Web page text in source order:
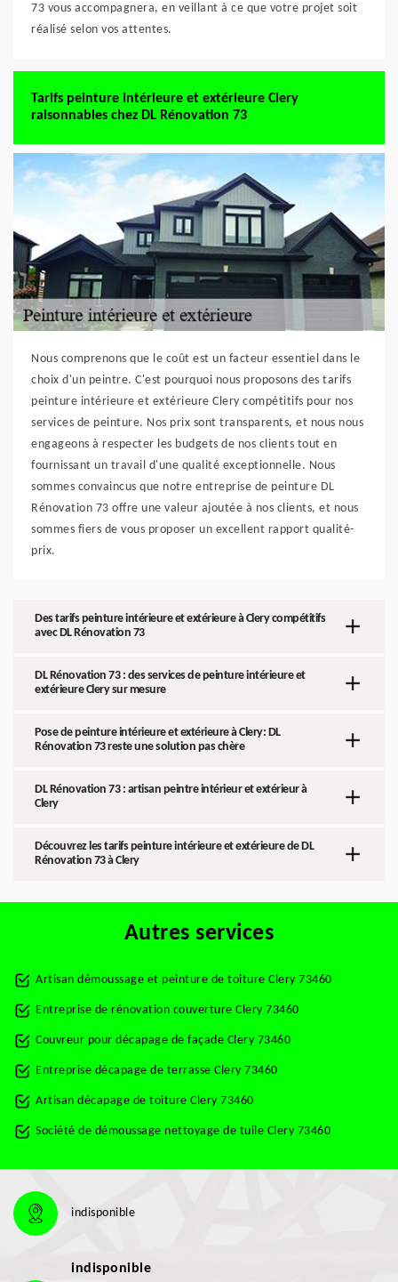
73 vous accompagnera, en veillant à ce que votre projet soit
réalisé selon vos attentes.
Tarifs peinture intérieure et extérieure Clery
raisonnables chez DL Rénovation 73
Nous comprenons que le coût est un facteur essentiel dans le
choix d'un peintre. C'est pourquoi nous proposons des tarifs
peinture intérieure et extérieure Clery compétitifs pour nos
services de peinture. Nos prix sont transparents, et nous nous
engageons à respecter les budgets de nos clients tout en
fournissant un travail d'une qualité exceptionnelle. Nous
sommes convaincus que notre entreprise de peinture DL
Rénovation 73 offre une valeur ajoutée à nos clients, et nous
sommes fiers de vous proposer un excellent rapport qualité-
prix.
Des tarifs peinture intérieure et extérieure à Clery compétitifs
avec DL Rénovation 73
DL Rénovation 73 : des services de peinture intérieure et
extérieure Clery sur mesure
Pose de peinture intérieure et extérieure à Clery: DL
Rénovation 73 reste une solution pas chère
DL Rénovation 73 : artisan peintre intérieur et extérieur à
Clery
Découvrez les tarifs peinture intérieure et extérieure de DL
Rénovation 73 à Clery
Autres services
Artisan démoussage et peinture de toiture Clery 73460
Entreprise de rénovation couverture Clery 73460
Couvreur pour décapage de façade Clery 73460
Entreprise décapage de terrasse Clery 73460
Artisan décapage de toiture Clery 73460
Société de démoussage nettoyage de tuile Clery 73460
indisponible
indisponible